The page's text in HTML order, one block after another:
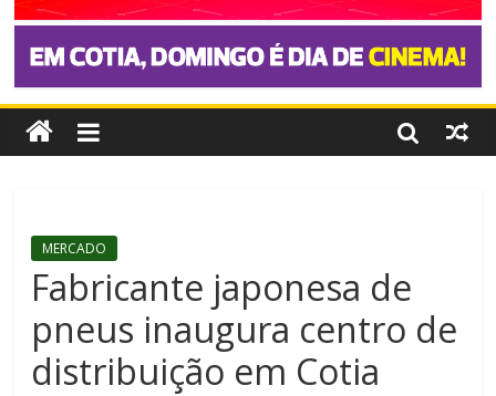
MERCADO
Fabricante japonesa de
pneus inaugura centro de
distribuição em Cotia